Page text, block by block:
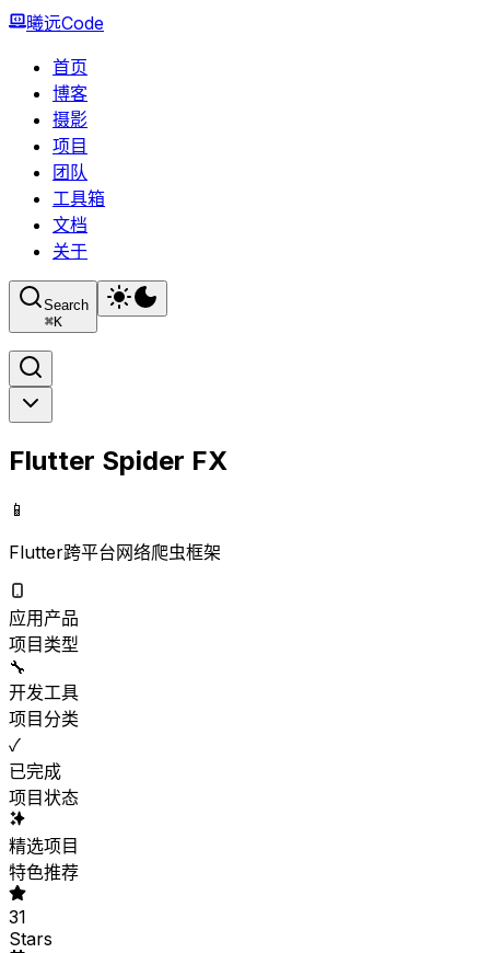
曦远Code
首页
博客
摄影
项目
团队
工具箱
文档
关于
Search
⌘K
Flutter Spider FX
📱
Flutter跨平台网络爬虫框架
应用产品
项目类型
🔧
开发工具
项目分类
✓
已完成
项目状态
精选项目
特色推荐
31
Stars